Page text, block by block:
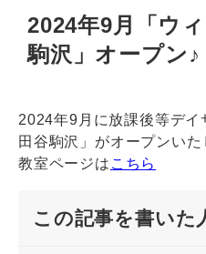
2024年9月「ウ
駒沢」オープン♪
2024年9月に放課後等デ
田谷駒沢」がオープンいた
教室ページは こちら
この記事を書いた